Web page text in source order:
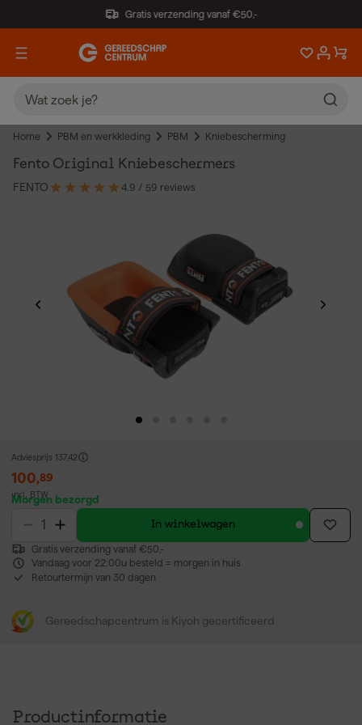
Gratis verzending vanaf €50,-
Home PBM en werkkleding PBM Kniebescherming
Fento Original Kniebeschermers
FENTO 4.9 / 59 reviews
Adviesprijs 137,42
100,89
incl. BTW
Morgen bezorgd
In winkelwagen
Gratis verzending vanaf €50,-
Vandaag voor 22:00u besteld = morgen in huis
Retourtermijn van 30 dagen
Gereedschapcentrum is Kiyoh gecertificeerd
Productinformatie